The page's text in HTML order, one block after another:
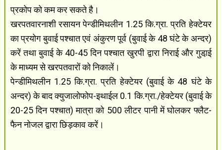
प्रकोप को कम कर सकते है।
खरपतवारनाशी रसायन पेन्डीमिथलीन 1.25 कि.ग्रा. प्रति हेक्टेयर
का प्रयोग बुवाई पश्चात एवं अंकुरण पूर्व (बुवाई के 48 घंटे के अन्दर)
करें तथा बुवाई के 40-45 दिन पश्चात खुरपी द्वारा निराई और गुडा़ई
के माध्यम से खरपतवारों को निकालें।
पेन्डीमिथलीन 1.25 कि.ग्रा. प्रति हेक्टेयर (बुवाई के 48 घंटे के
अन्दर) के बाद क्युजालोफोप-इथाईल 0.1 कि.ग्रा./हेक्टेयर (बुवाई के
20-25 दिन पश्चात) मात्रा को 500 लीटर पानी में घोलकर फ्लैट-
फैन नोजल द्वारा छिड़काव करें।